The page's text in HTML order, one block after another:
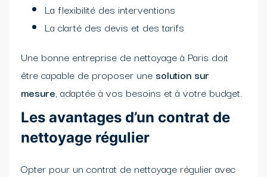
La flexibilité des interventions
La clarté des devis et des tarifs
Une bonne entreprise de nettoyage à Paris doit
être capable de proposer une solution sur
mesure, adaptée à vos besoins et à votre budget.
Les avantages d’un contrat de
nettoyage régulier
Opter pour un contrat de nettoyage régulier avec